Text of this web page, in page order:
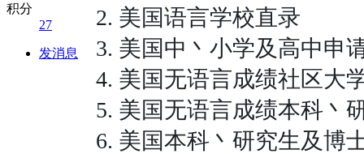
积分
27
发消息
2. 美国语言学校直录
3. 美国中丶小学及高中申
4. 美国无语言成绩社区大
5. 美国无语言成绩本科丶
6. 美国本科丶研究生及博